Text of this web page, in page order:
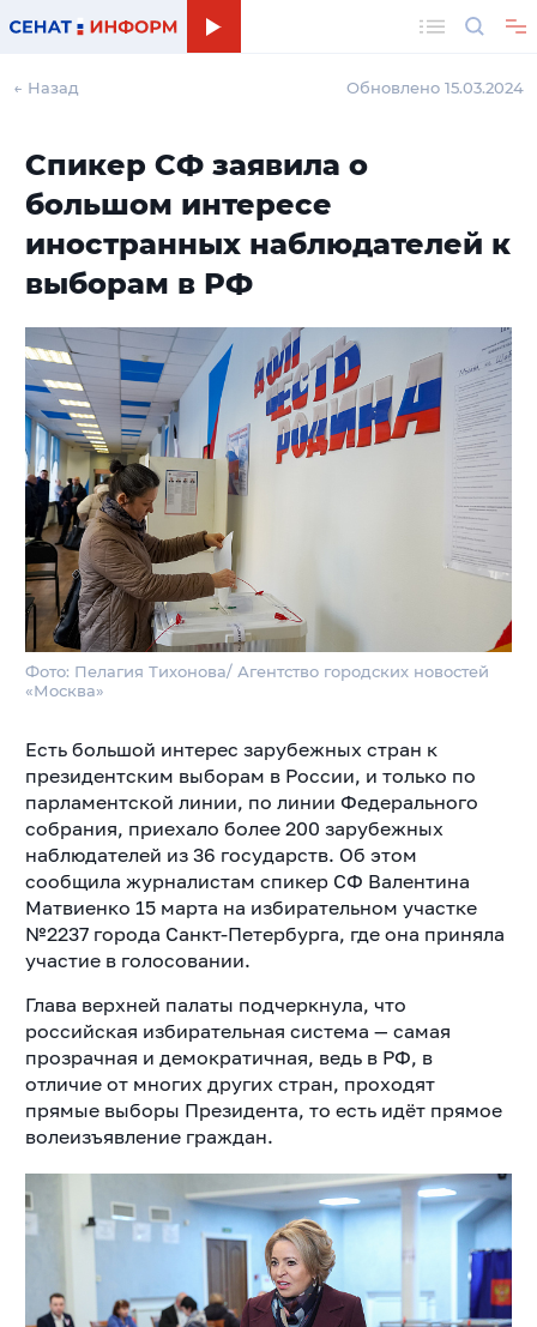
← Назад Обновлено 15.03.2024
Спикер СФ заявила о
большом интересе
иностранных наблюдателей к
выборам в РФ
Фото: Пелагия Тихонова/ Агентство городских новостей
«Москва»
Есть большой интерес зарубежных стран к
президентским выборам в России, и только по
парламентской линии, по линии Федерального
собрания, приехало более 200 зарубежных
наблюдателей из 36 государств. Об этом
сообщила журналистам спикер СФ Валентина
Матвиенко 15 марта на избирательном участке
№2237 города Санкт-Петербурга, где она приняла
участие в голосовании.
Глава верхней палаты подчеркнула, что
российская избирательная система — самая
прозрачная и демократичная, ведь в РФ, в
отличие от многих других стран, проходят
прямые выборы Президента, то есть идёт прямое
волеизъявление граждан.